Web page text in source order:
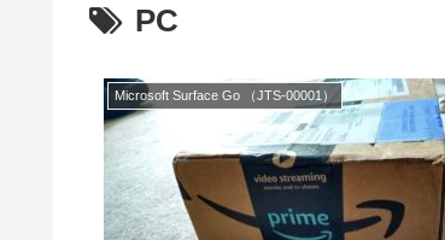
PC
Microsoft Surface Go （JTS-00001）